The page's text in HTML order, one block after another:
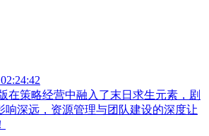
在策略经营中融入了末日求生元素，剧
响深远，资源管理与团队建设的深度让